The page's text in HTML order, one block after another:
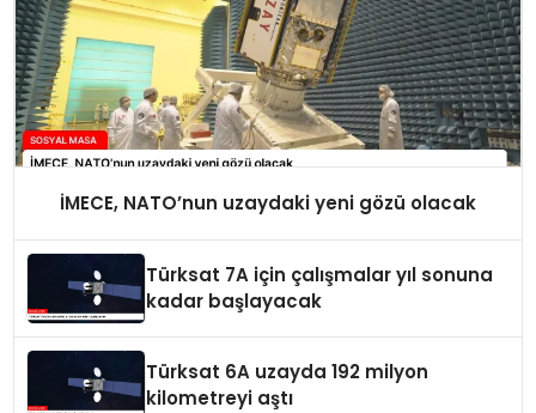
İMECE, NATO’nun uzaydaki yeni gözü olacak
Türksat 7A için çalışmalar yıl sonuna
kadar başlayacak
Türksat 6A uzayda 192 milyon
kilometreyi aştı